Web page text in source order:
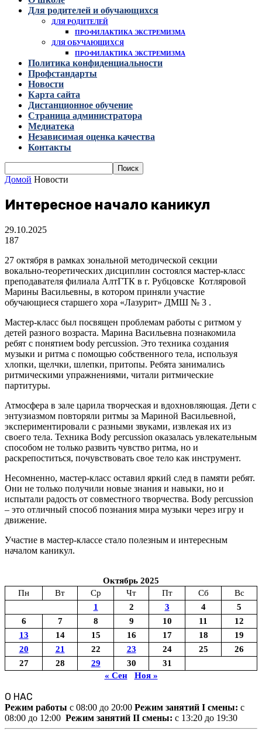
Для родителей и обучающихся
ДЛЯ РОДИТЕЛЕЙ
ПРОФИЛАКТИКА ЭКСТРЕМИЗМА
ДЛЯ ОБУЧАЮЩИХСЯ
ПРОФИЛАКТИКА ЭКСТРЕМИЗМА
Политика конфиденциальности
Профстандарты
Новости
Карта сайта
Дистанционное обучение
Страница администратора
Медиатека
Независимая оценка качества
Контакты
Домой Новости
Интересное начало каникул
29.10.2025
187
27 октября в рамках зональной методической секции
вокально-теоретических дисциплин состоялся мастер-класс
преподавателя филиала АлтГТК в г. Рубцовске Котляровой
Марины Васильевны, в котором приняли участие
обучающиеся старшего хора «Лазурит» ДМШ № 3 .
Мастер-класс был посвящен проблемам работы с ритмом у
детей разного возраста. Марина Васильевна познакомила
ребят с понятием body percussion. Это техника создания
музыки и ритма с помощью собственного тела, используя
хлопки, щелчки, шлепки, притопы. Ребята занимались
ритмическими упражнениями, читали ритмические
партитуры.
Атмосфера в зале царила творческая и вдохновляющая. Дети с
энтузиазмом повторяли ритмы за Мариной Васильевной,
экспериментировали с разными звуками, извлекая их из
своего тела. Техника Body percussion оказалась увлекательным
способом не только развить чувство ритма, но и
раскрепоститься, почувствовать свое тело как инструмент.
Несомненно, мастер-класс оставил яркий след в памяти ребят.
Они не только получили новые знания и навыки, но и
испытали радость от совместного творчества. Body percussion
– это отличный способ познания мира музыки через игру и
движение.
Участие в мастер-классе стало полезным и интересным
началом каникул.
Октябрь 2025
Пн
Вт Ср Чт Пт Сб
Вс
1
2 3 4
5
6
7 8 9 10 11
12
13
14 15 16 17 18
19
20
21 22 23 24 25
26
27
28 29 30
31
« Сен
Ноя »
О НАС
Режим работы c 08:00 до 20:00 Режим занятий I смены: c
08:00 до 12:00 Режим занятий II смены: c 13:20 до 19:30